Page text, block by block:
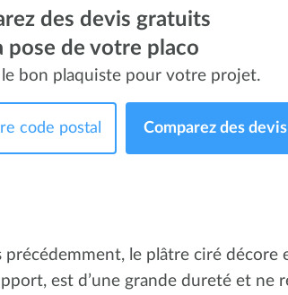
des devis gratuits
pose de votre placo
le bon plaquiste pour votre projet.
Comparez des devis
le plâtre ciré décore
est d’une grande dureté et ne